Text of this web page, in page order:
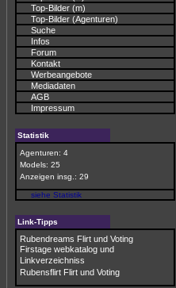
Top-Bilder (m)
Top-Bilder (Agenturen)
Suche
Infos
Forum
Kontakt
Werbeangebote
Mediadaten
AGB
Impressum
Statistik
Agenturen: 4
Models: 25
Anzeigen insg.: 29
siehe Statistik
Link-Tipps
Rubendreams Flirt und Voting
Firstage webkatalog und
Linkverzeichniss
Rubensflirt Flirt und Voting